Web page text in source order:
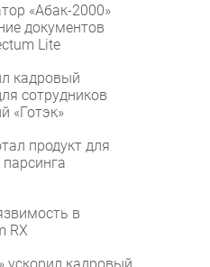
«Абак-2000»
документов
Lite
кадровый
сотрудников
«Готэк»
продукт для
парсинга
в
RX
ускорил кадровый